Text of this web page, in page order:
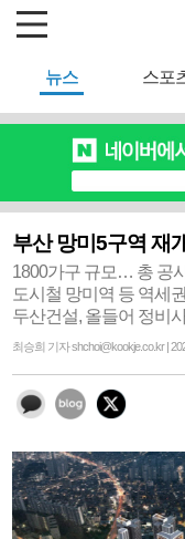
뉴스 스포
부산 망미5구역 재
1800가구 규모… 총 공
도시철 망미역 등 역세
두산건설, 올들어 정비
최승희 기자 shchoi@kookje.co.kr |